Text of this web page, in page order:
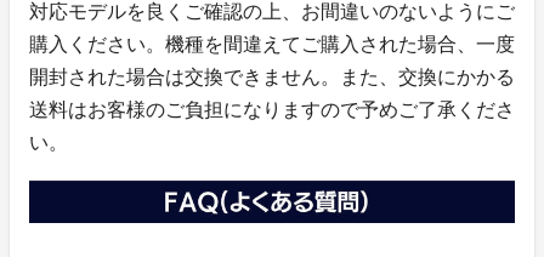
対応モデルを良くご確認の上、お間違いのないようにご
購入ください。機種を間違えてご購入された場合、一度
開封された場合は交換できません。また、交換にかかる
送料はお客様のご負担になりますので予めご了承くださ
い。